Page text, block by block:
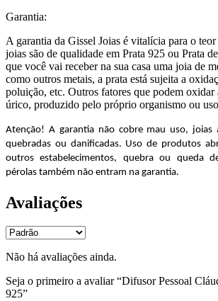
Garantia:
A garantia da Gissel Joias é vitalícia para o teor
joias são de qualidade em Prata 925 ou Prata
que você vai receber na sua casa uma joia de
como outros metais, a prata está sujeita a
poluição, etc. Outros fatores que podem oxidar
úrico, produzido pelo próprio organismo ou
Atenção! A garantia não cobre mau uso, joias
quebradas ou danificadas. Uso de produtos
outros estabelecimentos, quebra ou queda
pérolas também não entram na garantia.
Avaliações
Não há avaliações ainda.
Seja o primeiro a avaliar “Difusor Pessoal
925”